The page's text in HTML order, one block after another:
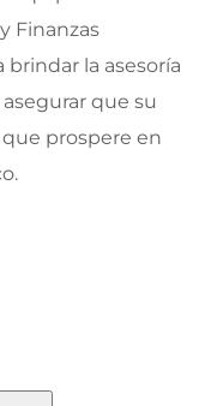
Finanzas
brindar la asesoría
que su
prospere en